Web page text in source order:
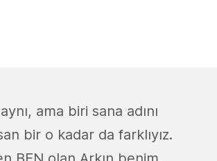
ama biri sana adını
bir o kadar da farklıyız.